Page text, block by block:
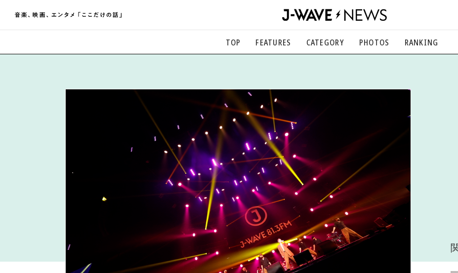
TOP FEATURES CATEGORY
映画、芸能、舞台、スポーツなど
ライフスタイル
食、健康、美容…暮らし豊かに
社会
国内、海外の気になるトピック
PHOTOS RANKING